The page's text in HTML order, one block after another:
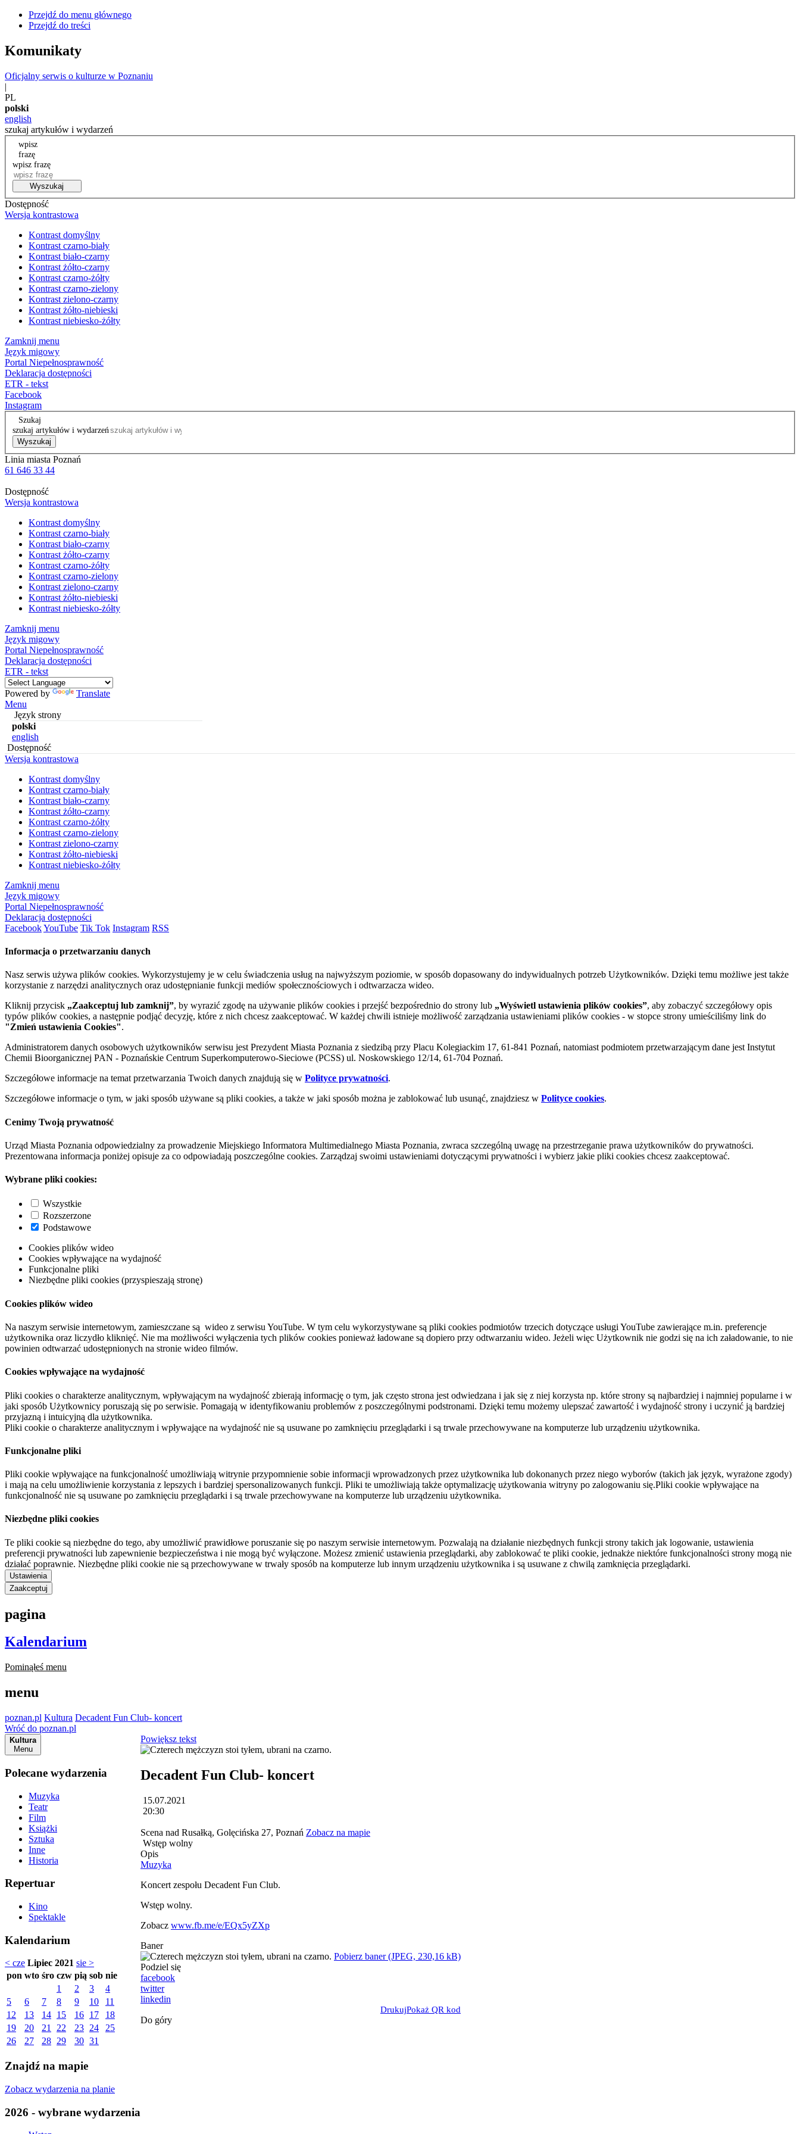
Przejdź do menu głównego
Przejdź do treści
Komunikaty
Oficjalny serwis o kulturze w Poznaniu
|
PL
polski
english
szukaj artykułów i wydarzeń
wpisz
frazę
wpisz frazę
Wyszukaj
Dostępność
Wersja kontrastowa
Kontrast domyślny
Kontrast czarno-biały
Kontrast biało-czarny
Kontrast żółto-czarny
Kontrast czarno-żółty
Kontrast czarno-zielony
Kontrast zielono-czarny
Kontrast żółto-niebieski
Kontrast niebiesko-żółty
Zamknij menu
Język migowy
Portal Niepełnosprawność
Deklaracja dostępności
ETR - tekst
Facebook
Instagram
Szukaj
szukaj artykułów i wydarzeń
Wyszukaj
Linia miasta Poznań
61 646 33 44
Dostępność
Wersja kontrastowa
Kontrast domyślny
Kontrast czarno-biały
Kontrast biało-czarny
Kontrast żółto-czarny
Kontrast czarno-żółty
Kontrast czarno-zielony
Kontrast zielono-czarny
Kontrast żółto-niebieski
Kontrast niebiesko-żółty
Zamknij menu
Język migowy
Portal Niepełnosprawność
Deklaracja dostępności
ETR - tekst
Powered by
Translate
Menu
Język strony
polski
english
Dostępność
Wersja kontrastowa
Kontrast domyślny
Kontrast czarno-biały
Kontrast biało-czarny
Kontrast żółto-czarny
Kontrast czarno-żółty
Kontrast czarno-zielony
Kontrast zielono-czarny
Kontrast żółto-niebieski
Kontrast niebiesko-żółty
Zamknij menu
Język migowy
Portal Niepełnosprawność
Deklaracja dostępności
FacebookYouTube Tik Tok Instagram RSS
Informacja o przetwarzaniu danych
Nasz serwis używa plików cookies. Wykorzystujemy je w celu świadczenia usług na najwyższym poziomie, w sposób dopasowany do indywidualnych potrzeb Użytkowników. Dzięki temu możliwe jest także
korzystanie z narzędzi analitycznych oraz udostępnianie funkcji mediów społecznościowych i odtwarzacza wideo.
Kliknij przycisk „Zaakceptuj lub zamknij”, by wyrazić zgodę na używanie plików cookies i przejść bezpośrednio do strony lub „Wyświetl ustawienia plików cookies”, aby zobaczyć szczegółowy opis
typów plików cookies, a następnie podjąć decyzję, które z nich chcesz zaakceptować. W każdej chwili istnieje możliwość zarządzania ustawieniami plików cookies - w stopce strony umieściliśmy link do
"Zmień ustawienia Cookies".
Administratorem danych osobowych użytkowników serwisu jest Prezydent Miasta Poznania z siedzibą przy Placu Kolegiackim 17, 61-841 Poznań, natomiast podmiotem przetwarzającym dane jest Instytut
Chemii Bioorganicznej PAN - Poznańskie Centrum Superkomputerowo-Sieciowe (PCSS) ul. Noskowskiego 12/14, 61-704 Poznań.
Szczegółowe informacje na temat przetwarzania Twoich danych znajdują się w Polityce prywatności.
Szczegółowe informacje o tym, w jaki sposób używane są pliki cookies, a także w jaki sposób można je zablokować lub usunąć, znajdziesz w Polityce cookies.
Cenimy Twoją prywatność
Urząd Miasta Poznania odpowiedzialny za prowadzenie Miejskiego Informatora Multimedialnego Miasta Poznania, zwraca szczególną uwagę na przestrzeganie prawa użytkowników do prywatności.
Prezentowana informacja poniżej opisuje za co odpowiadają poszczególne cookies. Zarządzaj swoimi ustawieniami dotyczącymi prywatności i wybierz jakie pliki cookies chcesz zaakceptować.
Wybrane pliki cookies:
Wszystkie
Rozszerzone
Podstawowe
Cookies plików wideo
Cookies wpływające na wydajność
Funkcjonalne pliki
Niezbędne pliki cookies (przyspieszają stronę)
Cookies plików wideo
Na naszym serwisie internetowym, zamieszczane są wideo z serwisu YouTube. W tym celu wykorzystywane są pliki cookies podmiotów trzecich dotyczące usługi YouTube zawierające m.in. preferencje
użytkownika oraz liczydło kliknięć. Nie ma możliwości wyłączenia tych plików cookies ponieważ ładowane są dopiero przy odtwarzaniu wideo. Jeżeli więc Użytkownik nie godzi się na ich załadowanie, to nie
powinien odtwarzać udostępnionych na stronie wideo filmów.
Cookies wpływające na wydajność
Pliki cookies o charakterze analitycznym, wpływającym na wydajność zbierają informację o tym, jak często strona jest odwiedzana i jak się z niej korzysta np. które strony są najbardziej i najmniej popularne i w
jaki sposób Użytkownicy poruszają się po serwisie. Pomagają w identyfikowaniu problemów z poszczególnymi podstronami. Dzięki temu możemy ulepszać zawartość i wydajność strony i uczynić ją bardziej
przyjazną i intuicyjną dla użytkownika.
Pliki cookie o charakterze analitycznym i wpływające na wydajność nie są usuwane po zamknięciu przeglądarki i są trwale przechowywane na komputerze lub urządzeniu użytkownika.
Funkcjonalne pliki
Pliki cookie wpływające na funkcjonalność umożliwiają witrynie przypomnienie sobie informacji wprowadzonych przez użytkownika lub dokonanych przez niego wyborów (takich jak język, wyrażone zgody)
i mają na celu umożliwienie korzystania z lepszych i bardziej spersonalizowanych funkcji. Pliki te umożliwiają także optymalizację użytkowania witryny po zalogowaniu się.Pliki cookie wpływające na
funkcjonalność nie są usuwane po zamknięciu przeglądarki i są trwale przechowywane na komputerze lub urządzeniu użytkownika.
Niezbędne pliki cookies
Te pliki cookie są niezbędne do tego, aby umożliwić prawidłowe poruszanie się po naszym serwisie internetowym. Pozwalają na działanie niezbędnych funkcji strony takich jak logowanie, ustawienia
preferencji prywatności lub zapewnienie bezpieczeństwa i nie mogą być wyłączone. Możesz zmienić ustawienia przeglądarki, aby zablokować te pliki cookie, jednakże niektóre funkcjonalności strony mogą nie
działać poprawnie. Niezbędne pliki cookie nie są przechowywane w trwały sposób na komputerze lub innym urządzeniu użytkownika i są usuwane z chwilą zamknięcia przeglądarki.
Ustawienia
Zaakceptuj
pagina
Kalendarium
Pominąłeś menu
menu
poznan.pl Kultura Decadent Fun Club- koncert
Wróć do poznan.pl
Kultura
Menu
Polecane wydarzenia
Muzyka
Teatr
Film
Książki
Sztuka
Inne
Historia
Repertuar
Kino
Spektakle
Kalendarium
< cze Lipiec 2021 sie >
pon wto śro czw pią sob nie
1
2 3
4
5
6 7 8 9 10
11
12
13 14 15 16 17
18
19
20 21 22 23 24
25
26
27 28 29 30 31
Znajdź na mapie
Zobacz wydarzenia na planie
2026 - wybrane wydarzenia
Powiększ tekst
Decadent Fun Club- koncert
15.07.2021
20:30
Scena nad Rusałką, Golęcińska 27, Poznań Zobacz na mapie
Wstęp wolny
Opis
Muzyka
Koncert zespołu Decadent Fun Club.
Wstęp wolny.
Zobacz www.fb.me/e/EQx5yZXp
Baner
Pobierz baner (JPEG, 230,16 kB)
Podziel się
facebook
twitter
linkedin
DrukujPokaż QR kod
Do góry